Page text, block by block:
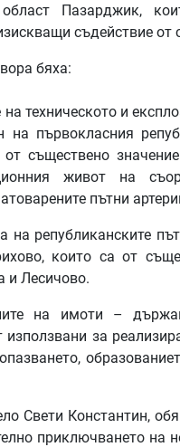
Пазарджик,
съдействие от
бяха:
техническото и
на първокласния
съществено
живот на
пътни
на републиканските
които са от
и Лесичово.
на имоти –
за
Свети Константин,
приключването на